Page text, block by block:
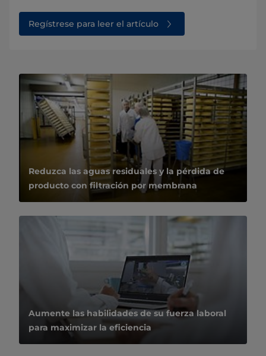
Regístrese para leer el artículo
Reduzca las aguas residuales y la pérdida de
producto con filtración por membrana
Aumente las habilidades de su fuerza laboral
para maximizar la eficiencia